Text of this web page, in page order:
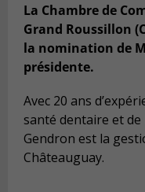
La Chambre de
Grand Roussillon
la nomination de
présidente.
Avec 20 ans
santé dentaire et
Gendron est la
Châteauguay.